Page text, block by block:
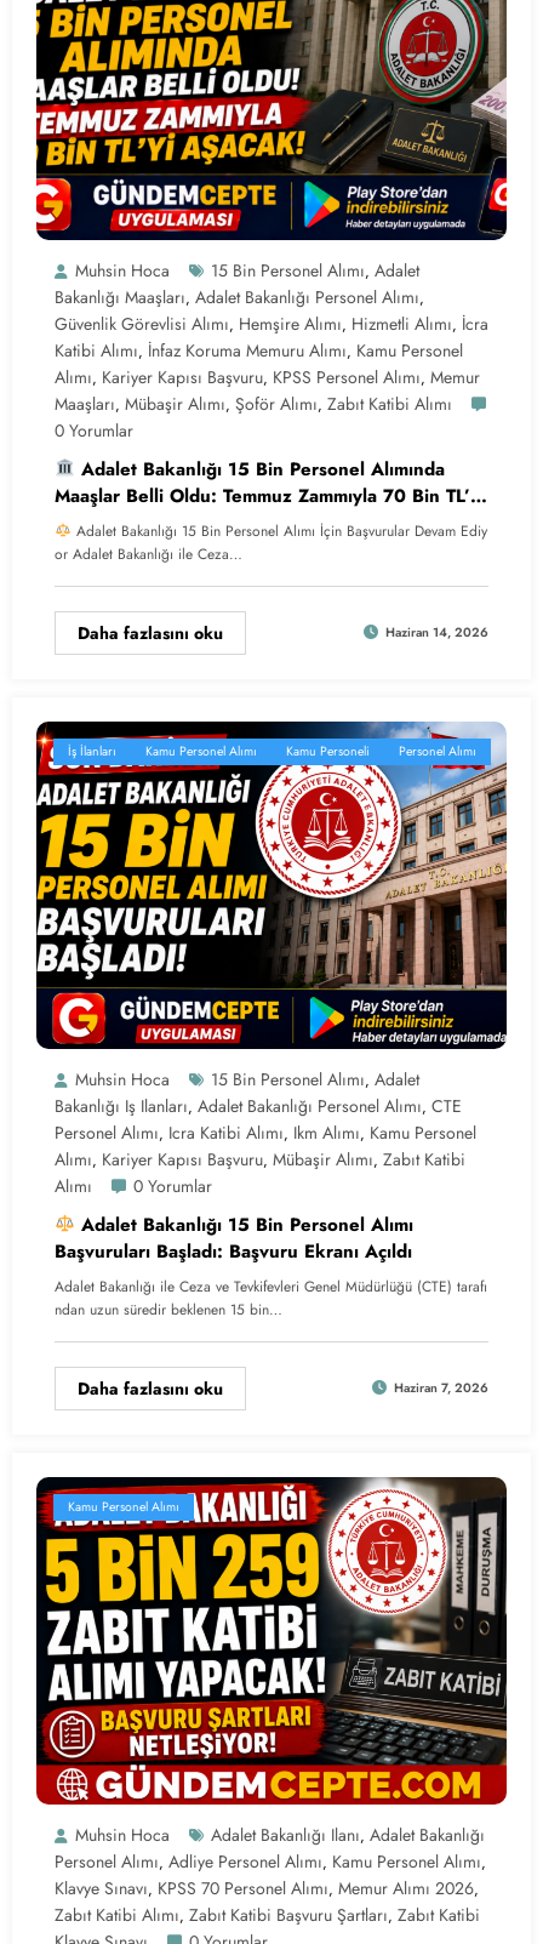
Muhsin Hoca 15 Bin Personel Alımı, Adalet
Bakanlığı Maaşları, Adalet Bakanlığı Personel Alımı,
Güvenlik Görevlisi Alımı, Hemşire Alımı, Hizmetli Alımı, İcra
Katibi Alımı, İnfaz Koruma Memuru Alımı, Kamu Personel
Alımı, Kariyer Kapısı Başvuru, KPSS Personel Alımı, Memur
Maaşları, Mübaşir Alımı, Şoför Alımı, Zabıt Katibi Alımı
0 Yorumlar
Adalet Bakanlığı 15 Bin Personel Alımında
Maaşlar Belli Oldu: Temmuz Zammıyla 70 Bin TL’yi
Aşacak
Adalet Bakanlığı 15 Bin Personel Alımı İçin Başvurular Devam Ediy
or Adalet Bakanlığı ile Ceza…
Daha fazlasını oku Haziran 14, 2026
İş İlanları Kamu Personel Alımı Kamu Personeli Personel Alımı
Muhsin Hoca 15 Bin Personel Alımı, Adalet
Bakanlığı Iş Ilanları, Adalet Bakanlığı Personel Alımı, CTE
Personel Alımı, Icra Katibi Alımı, Ikm Alımı, Kamu Personel
Alımı, Kariyer Kapısı Başvuru, Mübaşir Alımı, Zabıt Katibi
Alımı
0 Yorumlar
Adalet Bakanlığı 15 Bin Personel Alımı
Başvuruları Başladı: Başvuru Ekranı Açıldı
Adalet Bakanlığı ile Ceza ve Tevkifevleri Genel Müdürlüğü (CTE) tarafı
ndan uzun süredir beklenen 15 bin…
Daha fazlasını oku Haziran 7, 2026
Kamu Personel Alımı
Muhsin Hoca Adalet Bakanlığı Ilanı, Adalet Bakanlığı
Personel Alımı, Adliye Personel Alımı, Kamu Personel Alımı,
Klavye Sınavı, KPSS 70 Personel Alımı, Memur Alımı 2026,
Zabıt Katibi Alımı, Zabıt Katibi Başvuru Şartları, Zabıt Katibi